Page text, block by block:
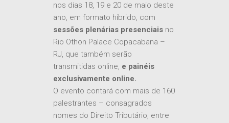
nos dias 18, 19 e 20 de maio deste
ano, em formato híbrido, com
sessões plenárias presenciais no
Rio Othon Palace Copacabana –
RJ, que também serão
transmitidas online, e painéis
exclusivamente online.
O evento contará com mais de 160
palestrantes – consagrados
nomes do Direito Tributário, entre